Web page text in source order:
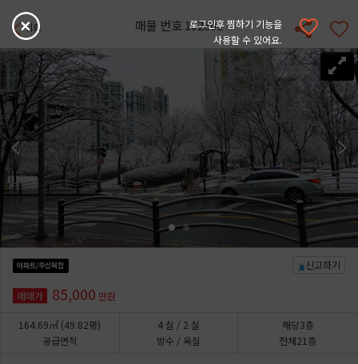
로그인후 찜하기 기능을
사용할 수 있어요.
매물 번호 102601
뒤로
신고하기
아파트/주상복합
매매가 85,000 만원
164.69㎡ (49.82평)
공급면적
4 실 / 2 실
방수 / 욕실
해당3층
전체21층